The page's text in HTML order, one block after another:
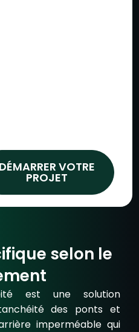
DÉMARRER VOTRE
PROJET
selon le
est une solution
des ponts et
imperméable qui